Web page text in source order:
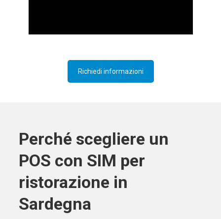
Richiedi informazioni
Perché scegliere un
POS con SIM per
ristorazione in
Sardegna